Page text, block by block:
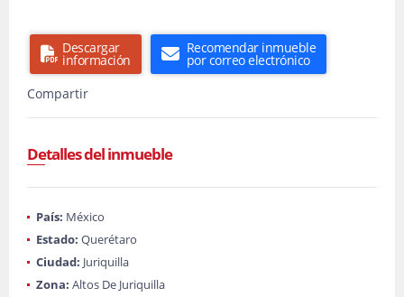
Descargar
información
Recomendar inmueble
por correo electrónico
Compartir
Detalles del inmueble
País: México
Estado: Querétaro
Ciudad: Juriquilla
Zona: Altos De Juriquilla